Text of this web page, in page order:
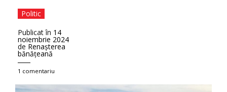
Politic
Publicat în 14
noiembrie 2024
de Renaşterea
bănăţeană
1 comentariu